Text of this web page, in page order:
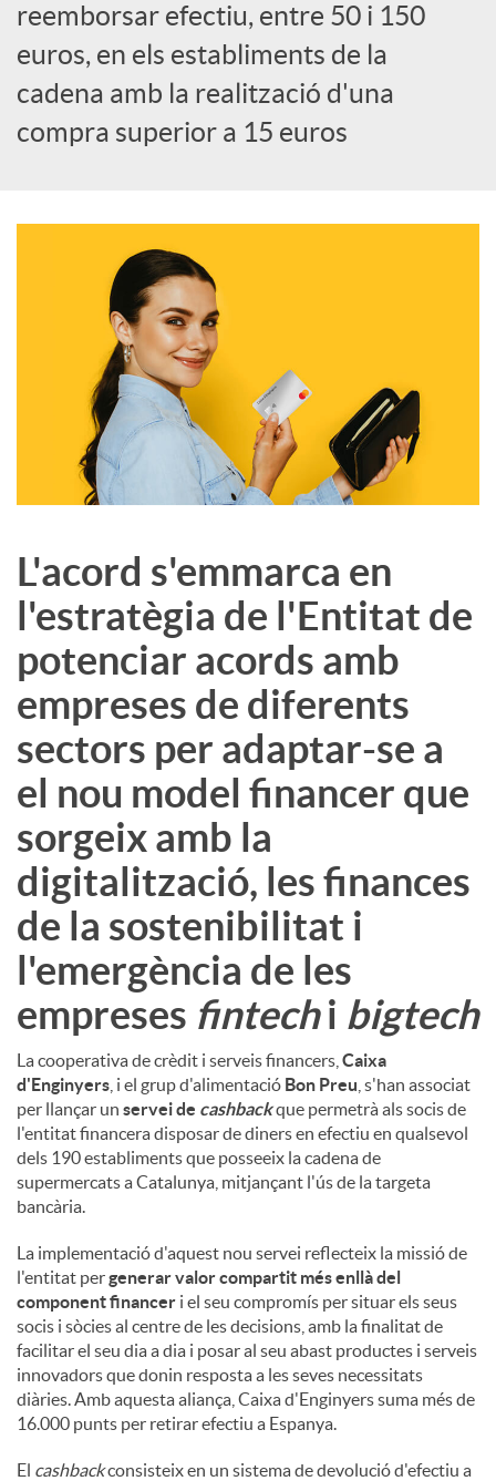
a
l
reemborsar efectiu, entre 50 i 150
euros, en els establiments de la
cadena amb la realització d'una
compra superior a 15 euros
L'acord s'emmarca en
l'estratègia de l'Entitat de
potenciar acords amb
empreses de diferents
sectors per adaptar-se a
el nou model financer que
sorgeix amb la
digitalització, les finances
de la sostenibilitat i
l'emergència de les
empreses fintechi bigtech
La cooperativa de crèdit i serveis financers, Caixa
d'Enginyers , i el grup d'alimentació Bon Preu , s'han associat
per llançar un servei de cashbackque permetrà als socis de
l'entitat financera disposar de diners en efectiu en qualsevol
dels 190 establiments que posseeix la cadena de
supermercats a Catalunya, mitjançant l'ús de la targeta
bancària.
La implementació d'aquest nou servei reflecteix la missió de
l'entitat pergenerar valor compartit més enllà del
component financer i el seu compromís per situar els seus
socis i sòcies al centre de les decisions, amb la finalitat de
facilitar el seu dia a dia i posar al seu abast productes i serveis
innovadors que donin resposta a les seves necessitats
diàries. Amb aquesta aliança, Caixa d'Enginyers suma més de
16.000 punts per retirar efectiu a Espanya.
El cashbackconsisteix en un sistema de devolució d'efectiu a